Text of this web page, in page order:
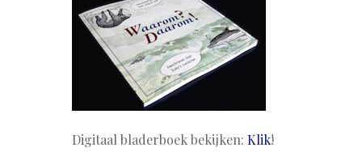
Digitaal bladerboek bekijken: Klik!